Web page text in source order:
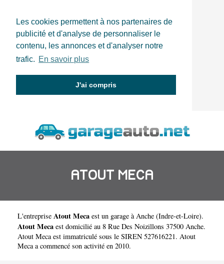
Les cookies permettent à nos partenaires de
publicité et d'analyse de personnaliser le
contenu, les annonces et d'analyser notre
trafic. En savoir plus
J'ai compris
ATOUT MECA
L'entreprise Atout Meca est un garage à Anche (Indre-et-Loire).
Atout Meca est domicilié au 8 Rue Des Noizillons 37500 Anche.
Atout Meca est immatriculé sous le SIREN 527616221. Atout
Meca a commencé son activité en 2010.